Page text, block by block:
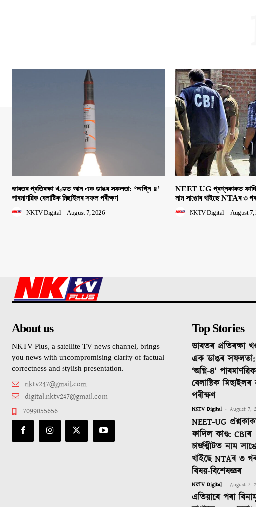
ভাৰতৰ প্ৰতিৰক্ষা খণ্ডত আন এক ডাঙৰ সফলতা: ‘অগ্নি-৪’
পাৰমাণৱিক বেলাষ্টিক মিছাইলৰ সফল পৰীক্ষণ
NKTV Digital - August 7, 2026
NEET-UG প্ৰশ্নকাকত
নাম সাঙোৰ খাইছে NTAৰ ৩
NKTV Digital - August 7,
About us
NKTV Plus, a satellite TV news channel, brings
you news with uncompromising clarity of factual
correctness and stylish presentation.
nktv247@gmail.com
digital.nktv247@gmail.com
7099055656
Top Stories
ভাৰতৰ প্ৰতিৰক্ষা
এক ডাঙৰ সফলতা:
‘অগ্নি-৪’ পাৰমাণৱিক
বেলাষ্টিক
পৰীক্ষণ
NKTV Digital - August 7,
NEET-UG
ফাদিল কাণ্ড: CBIৰ
চাৰ্জশ্বীটত নাম
খাইছে NTAৰ ৩
বিষয়-বিশেষজ্ঞৰ
NKTV Digital - August 7,
এতিয়াৰে পৰা